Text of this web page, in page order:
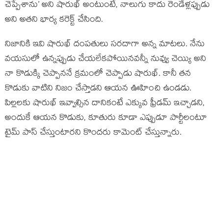
చెప్పేశాను’ అని షారుఖ్ అంటుంటే, నాలుగు కాదు రెండేళ్లప్పుడు
అని అతని భార్య కరెక్ట్ చేసింది.
నిజానికి ఇవి షారుఖ్ దంపతులు సరదాగా అన్న మాటలు. నేను
వయసులో ఉన్నప్పుడు చేయలేకపోయినవన్నీ నువ్వు చెయ్యి అని
నా కొడుక్కి చెప్పాననే క్రమంలో చెప్పాడు షారుఖ్. కానీ తన
కొడుకు వాటిని నిజం చేస్తాడని ఆయన ఊహించి ఉండడు.
పిల్లలకు షారుఖ్ ఇవ్వాల్సిన దానికంటే ఎక్కువ ఫ్రీడమ్ ఇచ్చాడని,
అందుకే ఆయన కొడుకు, కూతురు కూడా ఎప్పుడూ పార్టీలంటూ
టైమ్ పాస్ చేస్తుంటారని కొందరు కామెంట్ చేస్తున్నారు.